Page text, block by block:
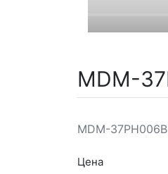
MDM-
MDM-
Цена